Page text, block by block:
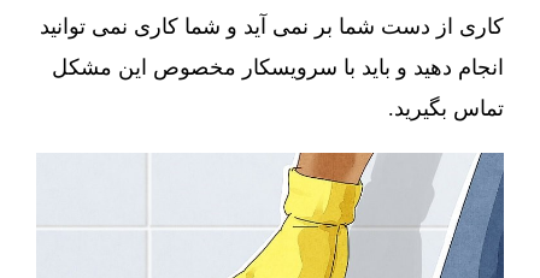
کاری از دست شما بر نمی آید و شما کاری نمی توانید
انجام دهید و باید با سرویسکار مخصوص این مشکل
تماس بگیرید.